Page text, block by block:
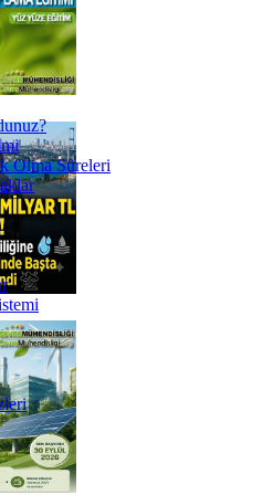
Olma Süreleri